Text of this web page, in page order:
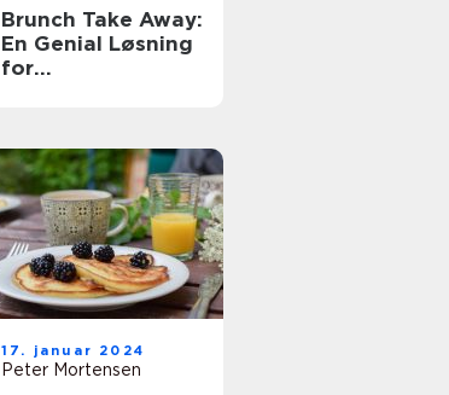
Brunch Take Away:
En Genial Løsning
for
17. januar 2024
Peter Mortensen